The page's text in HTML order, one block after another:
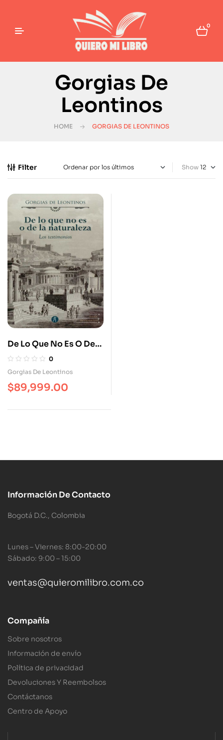
0
Gorgias De
Leontinos
HOME GORGIAS DE LEONTINOS
Filter Show
De Lo Que No Es O De
La Naturaleza Los
Testimonios
0
Gorgias De Leontinos
$89,999.00
Información De Contacto
Bogotá D.C., Colombia
Lunes – Viernes: 8:00-20:00
Sábado: 9:00 – 15:00
ventas@quieromilibro.com.co
Compañía
Sobre nosotros
Información de envío
Política de privacidad
Devoluciones Y Reembolsos
Contáctanos
Centro de Apoyo